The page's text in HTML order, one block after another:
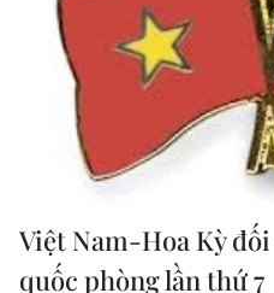
Việt Nam-Hoa Kỳ
quốc phòng lần thứ 7